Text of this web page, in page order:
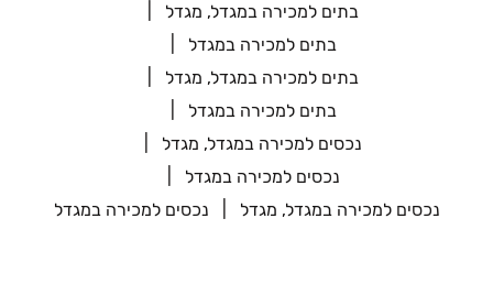
בתים למכירה במגדל, מגדל
בתים למכירה במגדל
בתים למכירה במגדל, מגדל
בתים למכירה במגדל
נכסים למכירה במגדל, מגדל
נכסים למכירה במגדל
נכסים למכירה במגדל, מגדל
נכסים למכירה במגדל